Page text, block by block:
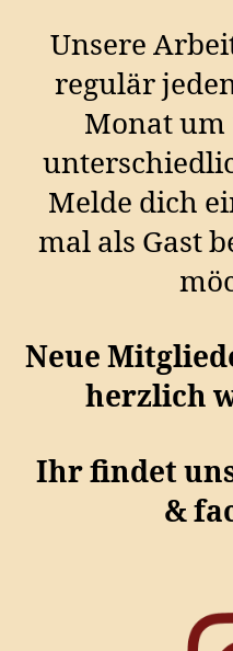
Unsere
regulär
Monat um
Melde dich
mal als Gast
Neue
herzlich
Ihr findet
&